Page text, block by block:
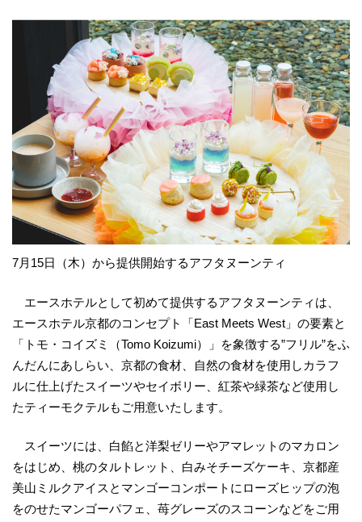
7月15日（木）から提供開始するアフタヌーンティ
エースホテルとして初めて提供するアフタヌーンティは、
エースホテル京都のコンセプト「East Meets West」の要素と
「トモ・コイズミ（Tomo Koizumi）」を象徴する”フリル”をふ
んだんにあしらい、京都の食材、自然の食材を使用しカラフ
ルに仕上げたスイーツやセイボリー、紅茶や緑茶など使用し
たティーモクテルもご用意いたします。
スイーツには、白餡と洋梨ゼリーやアマレットのマカロン
をはじめ、桃のタルトレット、白みそチーズケーキ、京都産
美山ミルクアイスとマンゴーコンポートにローズヒップの泡
をのせたマンゴーパフェ、苺グレーズのスコーンなどをご用